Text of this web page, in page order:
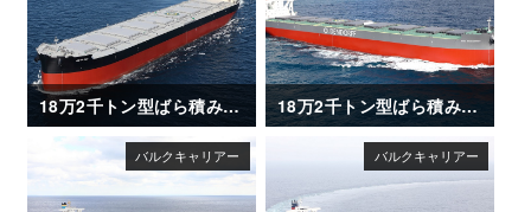
18万2千トン型ばら積み運搬船「AQUAJOY」 18万2千トン型ばら積み運搬船「GINA OLDENDORFF」